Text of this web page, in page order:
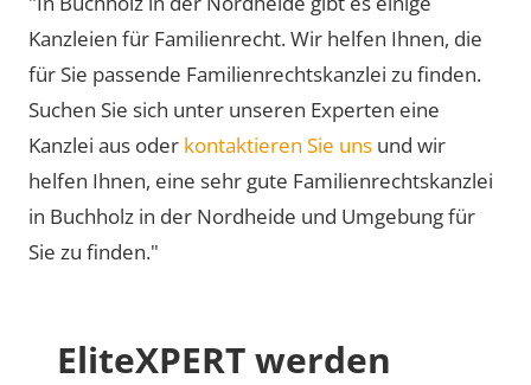
Kanzleien für Familienrecht. Wir helfen Ihnen, die
für Sie passende Familienrechtskanzlei zu finden.
Suchen Sie sich unter unseren Experten eine
Kanzlei aus oder kontaktieren Sie uns und wir
helfen Ihnen, eine sehr gute Familienrechtskanzlei
in Buchholz in der Nordheide und Umgebung für
Sie zu finden."
EliteXPERT werden